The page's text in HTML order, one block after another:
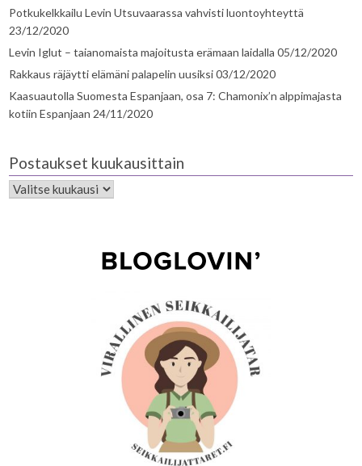
Potkukelkkailu Levin Utsuvaarassa vahvisti luontoyhteyttä
23/12/2020
Levin Iglut – taianomaista majoitusta erämaan laidalla 05/12/2020
Rakkaus räjäytti elämäni palapelin uusiksi03/12/2020
Kaasuautolla Suomesta Espanjaan, osa 7: Chamonix’n alppimajasta
kotiin Espanjaan 24/11/2020
Postaukset kuukausittain